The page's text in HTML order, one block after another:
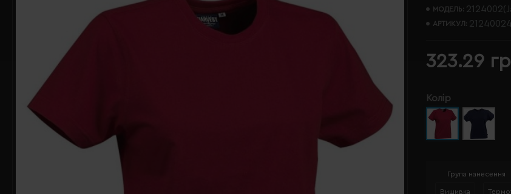
МОДЕЛЬ:
АРТИКУЛ:
323.29
Колір
Група нанесення
Вишивка